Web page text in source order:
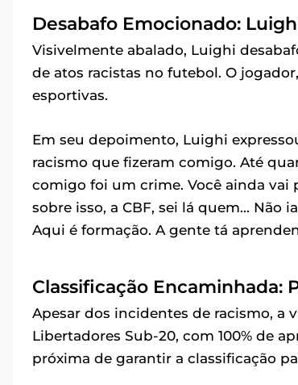
Desabafo Emocionado:
Visivelmente abalado, Luighi
de atos racistas no futebol. O
esportivas.
Em seu depoimento, Luighi
racismo que fizeram comigo. Até
comigo foi um crime. Você ainda vai
sobre isso, a CBF, sei lá quem...
Aqui é formação. A gente tá
Classificação Encaminhada:
Apesar dos incidentes de racismo, a
Libertadores Sub-20, com 100% de
próxima de garantir a classificação